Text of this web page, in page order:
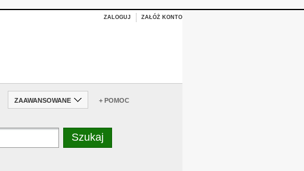
ZALOGUJ ZAŁÓŻ KONTO
ZAAWANSOWANE + POMOC